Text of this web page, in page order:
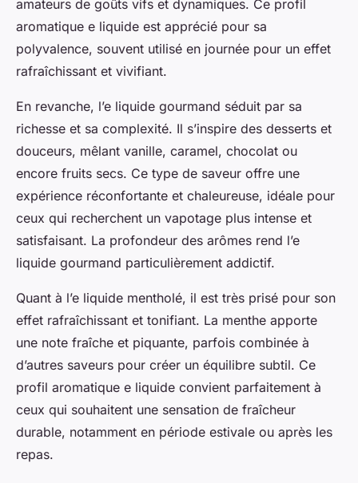
amateurs de goûts vifs et dynamiques. Ce profil
aromatique e liquide est apprécié pour sa
polyvalence, souvent utilisé en journée pour un effet
rafraîchissant et vivifiant.
En revanche, l’e liquide gourmand séduit par sa
richesse et sa complexité. Il s’inspire des desserts et
douceurs, mêlant vanille, caramel, chocolat ou
encore fruits secs. Ce type de saveur offre une
expérience réconfortante et chaleureuse, idéale pour
ceux qui recherchent un vapotage plus intense et
satisfaisant. La profondeur des arômes rend l’e
liquide gourmand particulièrement addictif.
Quant à l’e liquide mentholé, il est très prisé pour son
effet rafraîchissant et tonifiant. La menthe apporte
une note fraîche et piquante, parfois combinée à
d’autres saveurs pour créer un équilibre subtil. Ce
profil aromatique e liquide convient parfaitement à
ceux qui souhaitent une sensation de fraîcheur
durable, notamment en période estivale ou après les
repas.